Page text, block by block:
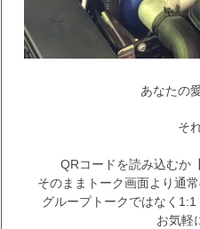
あなたの
そ
QRコードを読み込むか
そのままトーク画面より通
グループトークではなく
お気軽